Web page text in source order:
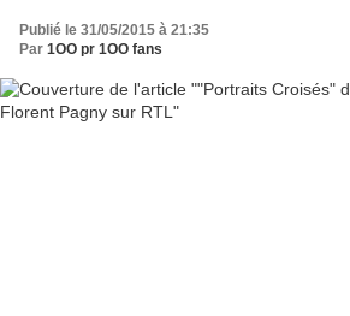
Publié le 31/05/2015 à 21:35
Par 1OO pr 1OO fans